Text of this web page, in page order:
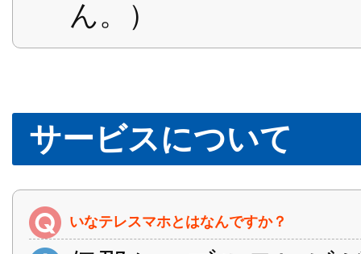
ん。）
サービスについて
いなテレスマホとはなんですか？